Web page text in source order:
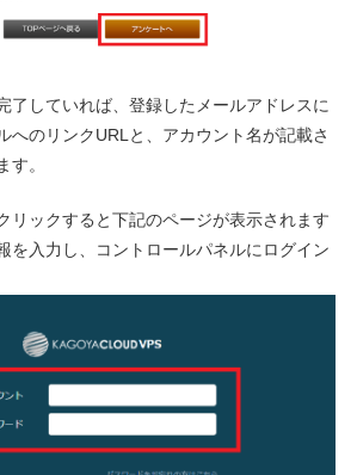
了していれば、登録したメールアドレスに
へのリンクURLと、アカウント名が記載さ
す。
リックすると下記のページが表示されます
を入力し、コントロールパネルにログイン